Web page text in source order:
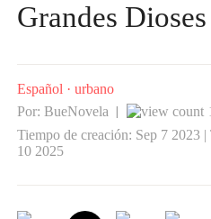
Grandes Dioses
Español ·urbano
Por: BueNovela
Tiempo de creación: Sep 7 2023
10 2025